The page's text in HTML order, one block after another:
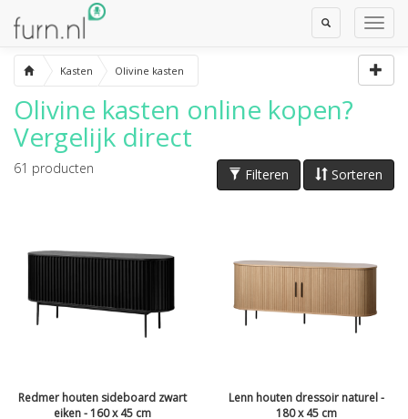
Toggle
Search
Kasten Olivine kasten
Olivine kasten online kopen?
Vergelijk direct
Sorteren
Filteren
61 producten
Redmer houten sideboard zwart
eiken - 160 x 45 cm
Lenn houten dressoir naturel -
180 x 45 cm